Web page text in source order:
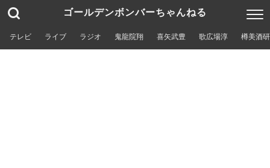
ゴールデンボンバーちゃんねる
テレビ ライブ ラジオ 鬼龍院翔 喜矢武豊 歌広場淳 樽美酒